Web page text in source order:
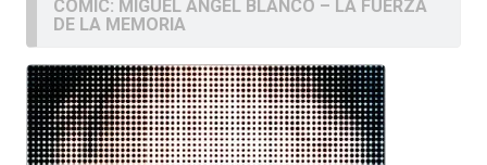
COMIC: MIGUEL ÁNGEL BLANCO – LA FUERZA
DE LA MEMORIA